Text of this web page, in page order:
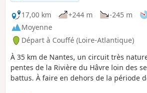
17,00 km
+244 m -245 m
Moyenne
Départ à Couffé (Loire-Atlantique)
À 35 km de Nantes, un circuit très
pentes de la Rivière du Hâvre loin des
battus. À faire en dehors de la période